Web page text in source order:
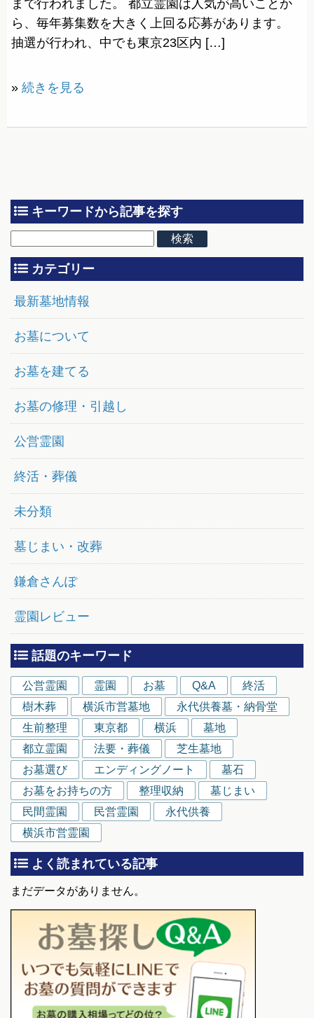
まで行われました。 都立霊園は人気が高いことか
ら、毎年募集数を大きく上回る応募があります。
抽選が行われ、中でも東京23区内 […]
» 続きを見る
キーワードから記事を探す
カテゴリー
最新墓地情報
お墓について
お墓を建てる
お墓の修理・引越し
公営霊園
終活・葬儀
未分類
墓じまい・改葬
鎌倉さんぽ
霊園レビュー
話題のキーワード
公営霊園 霊園 お墓 Q&A
終活
樹木葬
横浜市営墓地
永代供養墓・納骨堂
生前整理
東京都 横浜
墓地
都立霊園
法要・葬儀
芝生墓地
お墓選び
エンディングノート
墓石
お墓をお持ちの方
整理収納
墓じまい
民間霊園
民営霊園
永代供養
横浜市営霊園
よく読まれている記事
まだデータがありません。